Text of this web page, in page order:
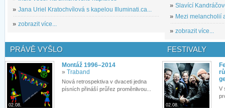
» Jana Uriel Kratochvílová s kapelou Illuminati.ca...
» zobrazit více...
» Slavící
» Mezi melancholií
» zobrazit více...
PRÁVĚ VYŠLO
02.08.
Montáž 1996–2014
» Traband
Nová retrospektiva v dvaceti jedna
písních přináší průřez proměnlivou...
FESTIVALY
02.08.
V